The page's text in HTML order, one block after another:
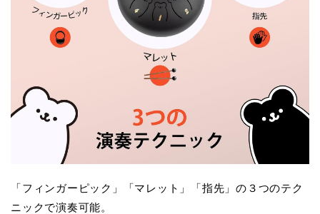
「フィンガーピック」「マレット」「指先」の３つのテク
ニックで演奏可能。